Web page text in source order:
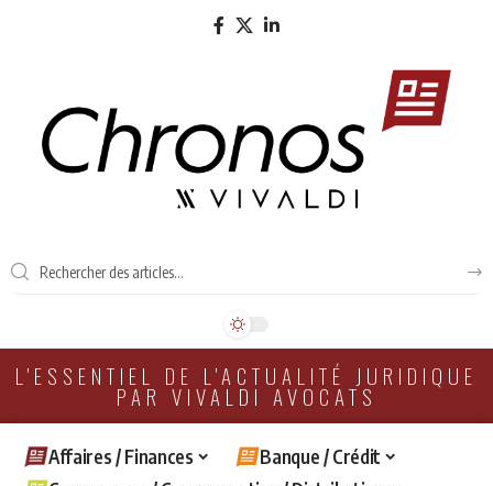
L'ESSENTIEL DE L'ACTUALITÉ JURIDIQUE
PAR VIVALDI AVOCATS
Affaires / Finances
Banque / Crédit